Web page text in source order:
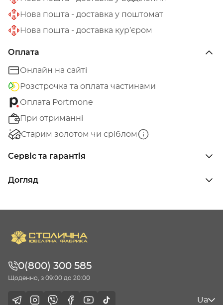
Нова пошта - доставка у поштомат
Нова пошта - доставка кур’єром
Оплата
Онлайн на сайті
Розстрочка та оплата частинами
Оплата Portmone
При отриманні
Старим золотом чи сріблом
Сервіс та гарантія
Догляд
0(800) 300 585
Щоденно, з 09:00 до 20:00
Ua